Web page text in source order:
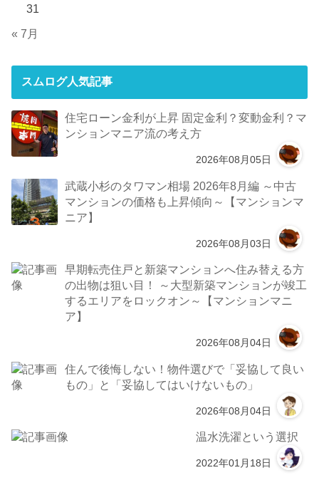
31
« 7月
スムログ人気記事
住宅ローン金利が上昇 固定金利？変動金利？マ
ンションマニア流の考え方
2026年08月05日
武蔵小杉のタワマン相場 2026年8月編 ～中古
マンションの価格も上昇傾向～【マンションマ
ニア】
2026年08月03日
早期転売住戸と新築マンションへ住み替える方
の出物は狙い目！ ～大型新築マンションが竣工
するエリアをロックオン～【マンションマニ
ア】
2026年08月04日
住んで後悔しない！物件選びで「妥協して良い
もの」と「妥協してはいけないもの」
2026年08月04日
温水洗濯という選択
2022年01月18日